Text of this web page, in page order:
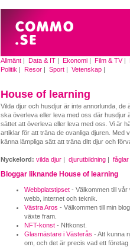
Allmänt | Data & IT | Ekonomi | Film & TV|
Politik | Resor | Sport | Vetenskap |
House of learning
Vilda djur och husdjur är inte annorlunda,
ska överleva eller leva med oss där husdjur
sättet att överleva eller leva med oss. Vi är
artiklar för att träna de ovanliga djuren. Med
känna lämpliga sätt att träna ditt djur och
Nyckelord: vilda djur | djurutbildning | fåglar
Bloggar liknande House of learning
Webbplatstipset - Välkommen till vår
webb, internet och teknik.
Västra Aros - Välkommen till min
växte fram.
NFT-konst - Nftkonst.
Glasmästare i Västerås - Att kunna
om, och det är precis vad ett